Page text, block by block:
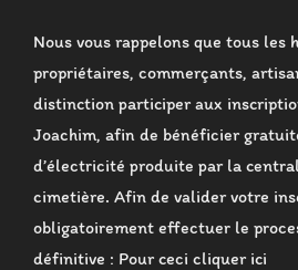
Nous vous rappelons que tous les
propriétaires, commerçants,
distinction participer aux
Joachim, afin de bénéficier
d’électricité produite par la
cimetière. Afin de valider votre
obligatoirement effectuer le
définitive : Pour ceci cliquer ici